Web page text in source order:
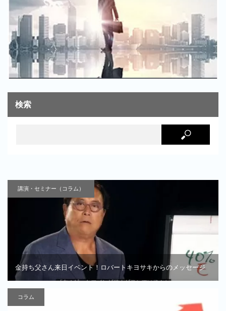
検索
講演・セミナー（コラム）
金持ち父さん来日イベント！ロバートキヨサキからのメッセージ
コラム